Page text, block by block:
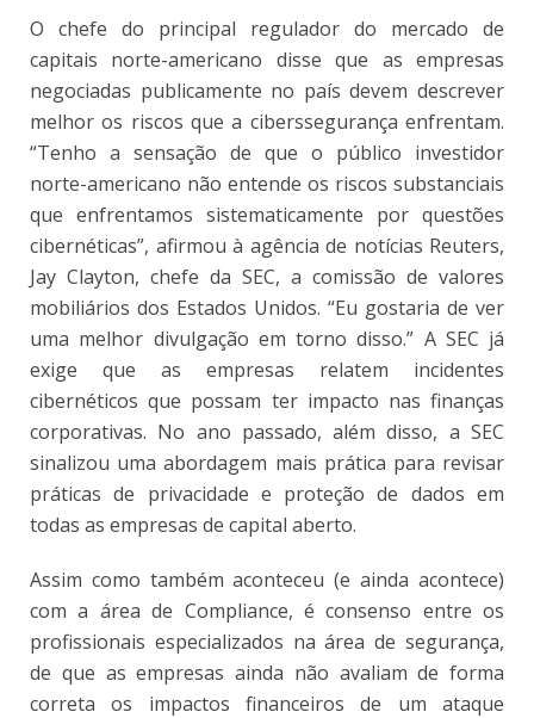
O chefe do principal regulador do mercado de
capitais norte-americano disse que as empresas
negociadas publicamente no país devem descrever
melhor os riscos que a ciberssegurança enfrentam.
“Tenho a sensação de que o público investidor
norte-americano não entende os riscos substanciais
que enfrentamos sistematicamente por questões
cibernéticas”, afirmou à agência de notícias Reuters,
Jay Clayton, chefe da SEC, a comissão de valores
mobiliários dos Estados Unidos. “Eu gostaria de ver
uma melhor divulgação em torno disso.” A SEC já
exige que as empresas relatem incidentes
cibernéticos que possam ter impacto nas finanças
corporativas. No ano passado, além disso, a SEC
sinalizou uma abordagem mais prática para revisar
práticas de privacidade e proteção de dados em
todas as empresas de capital aberto.
Assim como também aconteceu (e ainda acontece)
com a área de Compliance, é consenso entre os
profissionais especializados na área de segurança,
de que as empresas ainda não avaliam de forma
correta os impactos financeiros de um ataque